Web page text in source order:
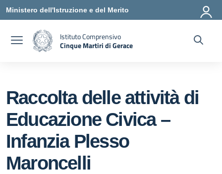
Vai ai contenuti
Vai al menu di navigazione
Vai al footer
Ministero dell'Istruzione e del Merito
Istituto Comprensivo
Cinque Martiri di Gerace
Raccolta delle attività di
Educazione Civica –
Infanzia Plesso
Maroncelli